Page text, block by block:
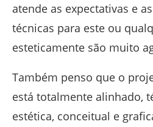
atende as expectativas e
técnicas para este ou
esteticamente são muito
Também penso que o
está totalmente alinhado,
estética, conceitual e